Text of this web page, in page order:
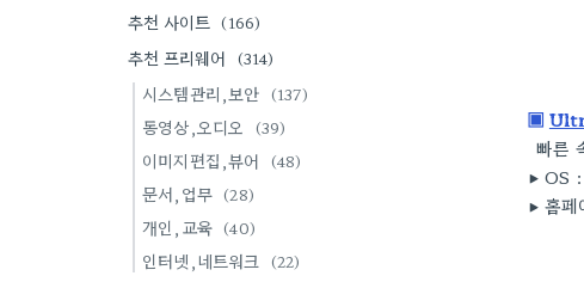
▣
빠른
▶ OS :
▶ 홈
추천 사이트 (166)
추천 프리웨어 (314)
시스템관리,보안 (137)
동영상,오디오 (39)
이미지편집,뷰어 (48)
문서,업무 (28)
개인,교육 (40)
인터넷,네트워크 (22)